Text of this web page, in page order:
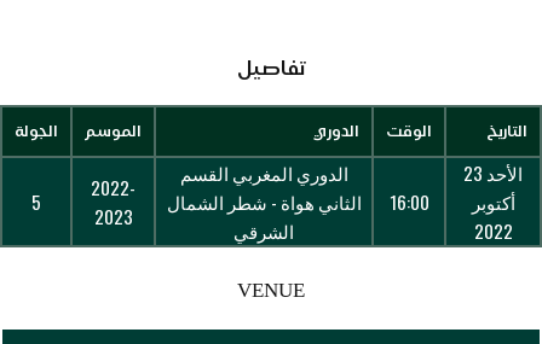
تفاصيل
التاريخ الوقت الدوري الموسم الجولة
الأحد 23
أكتوبر
2022
16:00
الدوري المغربي القسم
الثاني هواة - شطر الشمال
الشرقي
2022-
2023
5
VENUE